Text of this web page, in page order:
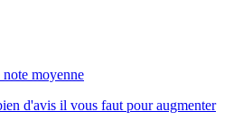
moyenne
d'avis il vous faut pour augmenter